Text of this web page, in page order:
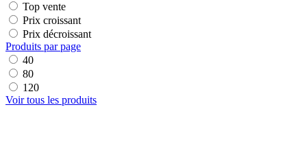
Top vente
Prix croissant
Prix décroissant
Produits par page
40
80
120
Voir tous les produits